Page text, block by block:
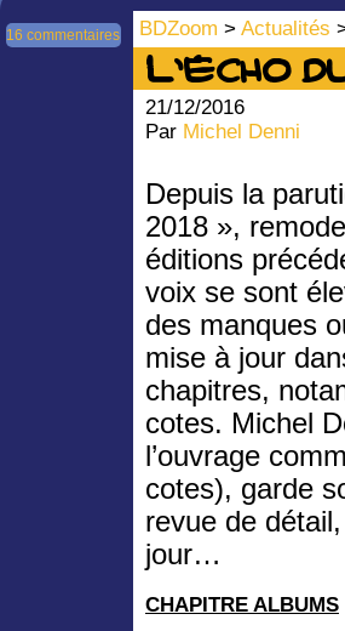
BDZoom > Actualités
16 commentaires
L’Écho
21/12/2016
Par Michel Denni
Depuis la
2018 »,
éditions
voix se sont
des manques
mise à jour
chapitres,
cotes. Michel
l’ouvrage
cotes), garde
revue de
jour…
CHAPITRE ALBUMS